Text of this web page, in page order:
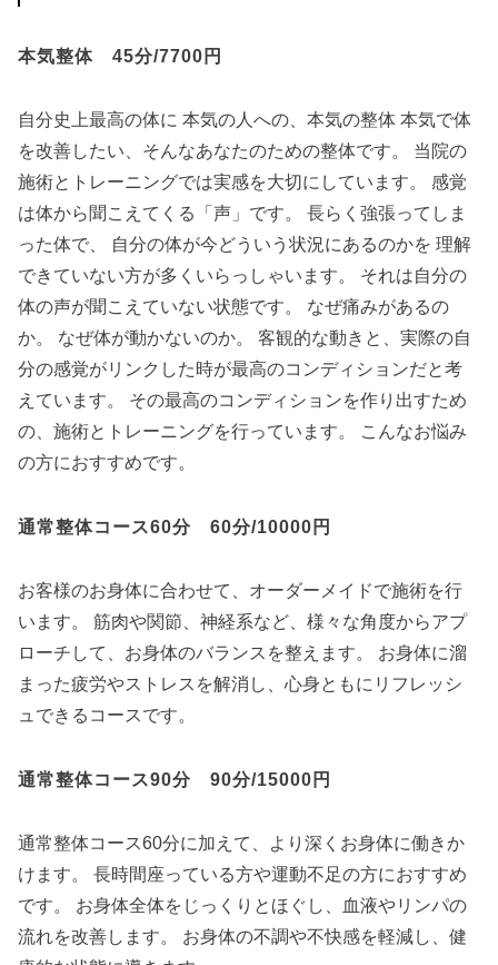
本気整体 45分/7700円
自分史上最高の体に 本気の人への、本気の整体 本気で体
を改善したい、そんなあなたのための整体です。 当院の
施術とトレーニングでは実感を大切にしています。 感覚
は体から聞こえてくる「声」です。 長らく強張ってしま
った体で、 自分の体が今どういう状況にあるのかを 理解
できていない方が多くいらっしゃいます。 それは自分の
体の声が聞こえていない状態です。 なぜ痛みがあるの
か。 なぜ体が動かないのか。 客観的な動きと、実際の自
分の感覚がリンクした時が最高のコンディションだと考
えています。 その最高のコンディションを作り出すため
の、施術とトレーニングを行っています。 こんなお悩み
の方におすすめです。
通常整体コース60分 60分/10000円
お客様のお身体に合わせて、オーダーメイドで施術を行
います。 筋肉や関節、神経系など、様々な角度からアプ
ローチして、お身体のバランスを整えます。 お身体に溜
まった疲労やストレスを解消し、心身ともにリフレッシ
ュできるコースです。
通常整体コース90分 90分/15000円
通常整体コース60分に加えて、より深くお身体に働きか
けます。 長時間座っている方や運動不足の方におすすめ
です。 お身体全体をじっくりとほぐし、血液やリンパの
流れを改善します。 お身体の不調や不快感を軽減し、健